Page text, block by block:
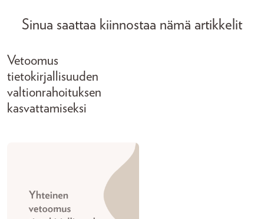
Sinua saattaa kiinnostaa nämä artikkelit
Vetoomus
tietokirjallisuuden
valtionrahoituksen
kasvattamiseksi